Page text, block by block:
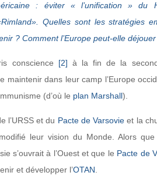
: éviter « l’unification » du
Quelles sont les stratégies
? Comment l’Europe peut-elle
conscience [2] à la fin de la
maintenir dans leur camp l’Europe
(d’où le plan Marshall).
l’URSS et du Pacte de Varsovie et la
leur vision du Monde. Alors
s’ouvrait à l’Ouest et que le Pacte de
et développer l’OTAN